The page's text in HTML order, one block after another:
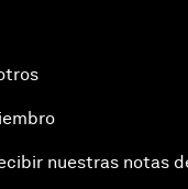
nuestras notas